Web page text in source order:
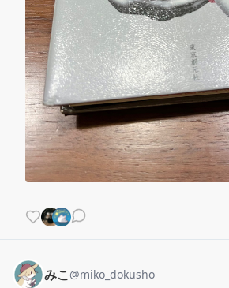
みこ@miko_dokusho